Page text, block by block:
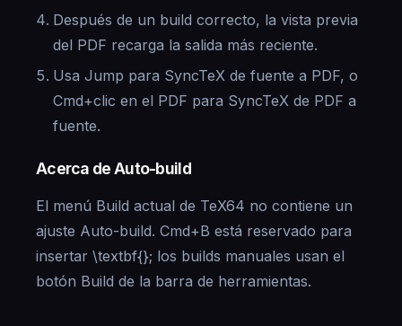
Después de un build correcto, la vista previa
del PDF recarga la salida más reciente.
Usa Jump para SyncTeX de fuente a PDF, o
Cmd+clic en el PDF para SyncTeX de PDF a
fuente.
Acerca de Auto-build
El menú Build actual de TeX64 no contiene un
ajuste Auto-build. Cmd+B está reservado para
insertar \textbf{}; los builds manuales usan el
botón Build de la barra de herramientas.